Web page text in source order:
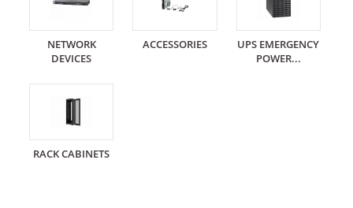
NETWORK
DEVICES
ACCESSORIES
UPS EMERGENCY
POWER...
RACK CABINETS